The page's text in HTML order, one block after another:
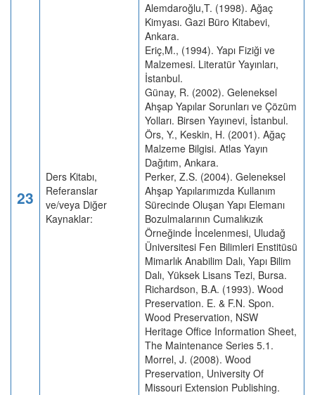
23
Ders Kitabı,
Referanslar
ve/veya Diğer
Kaynaklar:
Alemdaroğlu,T. (1998). Ağaç
Kimyası. Gazi Büro Kitabevi,
Ankara.
Eriç,M., (1994). Yapı Fiziği ve
Malzemesi. Literatür Yayınları,
İstanbul.
Günay, R. (2002). Geleneksel
Ahşap Yapılar Sorunları ve Çözüm
Yolları. Birsen Yayınevi, İstanbul.
Örs, Y., Keskin, H. (2001). Ağaç
Malzeme Bilgisi. Atlas Yayın
Dağıtım, Ankara.
Perker, Z.S. (2004). Geleneksel
Ahşap Yapılarımızda Kullanım
Sürecinde Oluşan Yapı Elemanı
Bozulmalarının Cumalıkızık
Örneğinde İncelenmesi, Uludağ
Üniversitesi Fen Bilimleri Enstitüsü
Mimarlık Anabilim Dalı, Yapı Bilim
Dalı, Yüksek Lisans Tezi, Bursa.
Richardson, B.A. (1993). Wood
Preservation. E. & F.N. Spon.
Wood Preservation, NSW
Heritage Office Information Sheet,
The Maintenance Series 5.1.
Morrel, J. (2008). Wood
Preservation, University Of
Missouri Extension Publishing.